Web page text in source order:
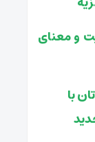
و معنای
با